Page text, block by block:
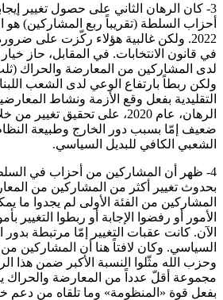
3- كان الرهان الثاني على حصول تغيير
أحزاب السلطة (تقريباً ربع المشاركين) هو
2022. ولكن غالبية هؤلاء ركّزت على
في قانون الانتخابات. في المقابل، حاز خيار
لدى المشاركين من المعارضة والحراك
ولكن ربطاً بارتفاع الوعي لدى الشعب
التقليدية بفعل وقع الأزمة ونشاط
الرهان، عام 2020، على تحقيق
ضعيف إمّا بسبب دور الخارج وطبيعة
الشعبي الكافي للبديل السياسي.
4- ظهر أن المشاركين من أحزاب في
بحدوث تغيير أكثر من المشاركين من
المشاركين من الفئة الأولى لم يجدوا ما
الأمور أو رفضوا الإجابة أو ربطوا التغيير
الآن. كانت عقبات التغيير إمّا مرتبطة بدور
السياسي. وكان لافتاً هنا أن المشاركين من
وحزب الله مثّلوا النسبة الأكبر ضمن هذا
مجموعة أقلّ عدداً من المعارضة والحراك
بفعل قوة «المنظومة» وما تلقاه من دعم